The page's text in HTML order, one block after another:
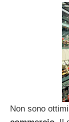
Non sono